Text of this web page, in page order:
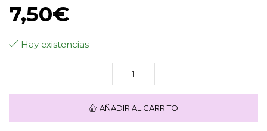
7,50€
Hay existencias
Mathilde
Lin
100g
AÑADIR AL CARRITO